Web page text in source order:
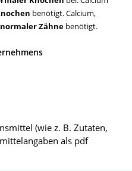
benötigt. Calcium,
Zähne benötigt.
(wie z. B. Zutaten,
als pdf